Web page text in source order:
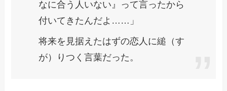
なに合う人いない』って言ったから
付いてきたんだよ……」
将来を見据えたはずの恋人に縋（す
が）りつく言葉だった。